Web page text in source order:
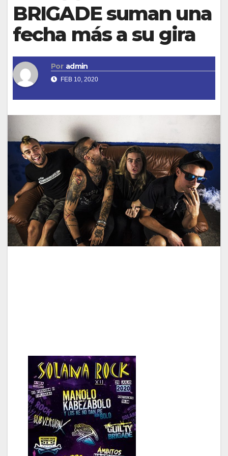
BRIGADE suman una
fecha más a su gira
Por admin
FEB 10, 2020